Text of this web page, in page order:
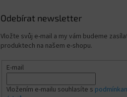
Odebírat newsletter
Vložte svůj e-mail a my vám budeme
produktech na našem e-shopu.
E-mail
Vložením e-mailu souhlasíte s